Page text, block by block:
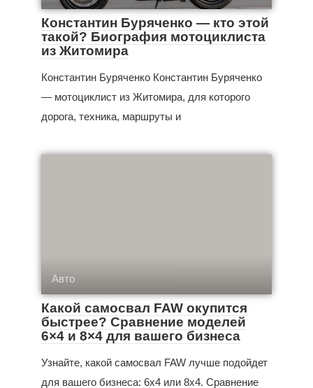
Константин Буряченко — кто этой
такой? Биография мотоциклиста
из Житомира
Константин Буряченко Константин Буряченко
— мотоциклист из Житомира, для которого
дорога, техника, маршруты и
Авто
Какой самосвал FAW окупится
быстрее? Сравнение моделей
6×4 и 8×4 для вашего бизнеса
Узнайте, какой самосвал FAW лучше подойдет
для вашего бизнеса: 6x4 или 8x4. Сравнение